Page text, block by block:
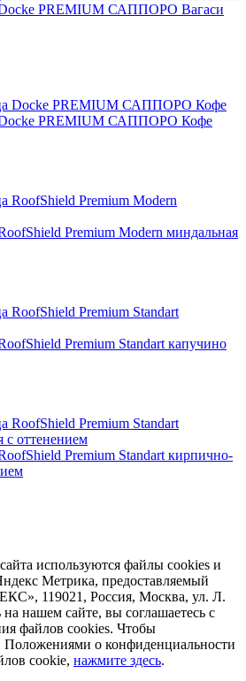
Docke PREMIUM САППОРО Вагаси
Docke PREMIUM САППОРО Кофе
Premium Modern миндальная
Premium Standart капучино
Premium Standart кирпично-
используются файлы cookies и
Метрика, предоставляемый
119021, Россия, Москва, ул. Л.
на нашем сайте, вы соглашаетесь с
файлов cookies. Чтобы
Положениями о конфиденциальности
cookie, нажмите здесь.